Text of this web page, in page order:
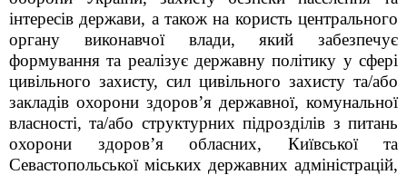
інтересів держави, а також на користь центрального
органу виконавчої влади, який забезпечує
формування та реалізує державну політику у сфері
цивільного захисту, сил цивільного захисту та/або
закладів охорони здоров’я державної, комунальної
власності, та/або структурних підрозділів з питань
охорони здоров’я обласних, Київської та
Севастопольської міських державних адміністрацій,